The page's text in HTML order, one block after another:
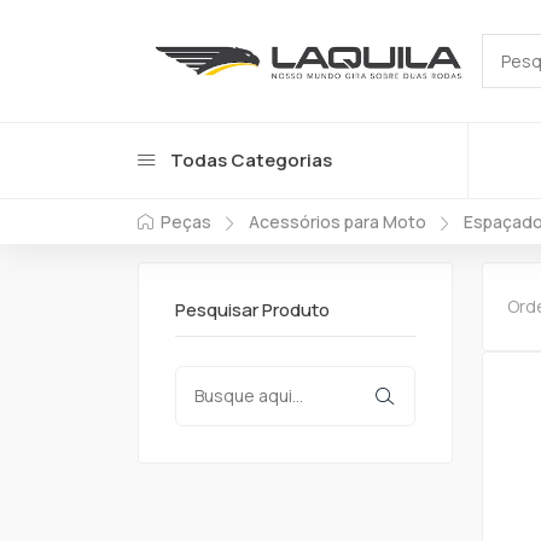
Todas Categorias
Peças Acessórios para Moto
Pesquisar Produto